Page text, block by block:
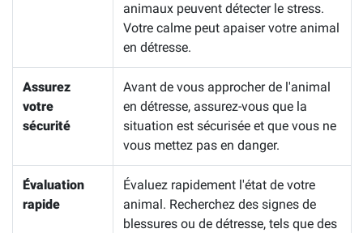
animaux peuvent détecter le stress.
Votre calme peut apaiser votre animal
en détresse.
Assurez
votre
sécurité
Avant de vous approcher de l'animal
en détresse, assurez-vous que la
situation est sécurisée et que vous ne
vous mettez pas en danger.
Évaluation
rapide
Évaluez rapidement l'état de votre
animal. Recherchez des signes de
blessures ou de détresse, tels que des